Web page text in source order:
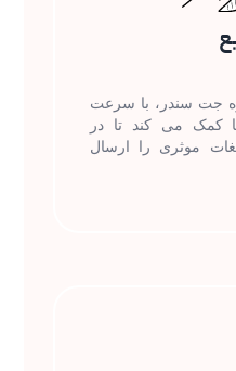
جت سندر، با سرعت
کمک می کند تا در
موثری را ارسال